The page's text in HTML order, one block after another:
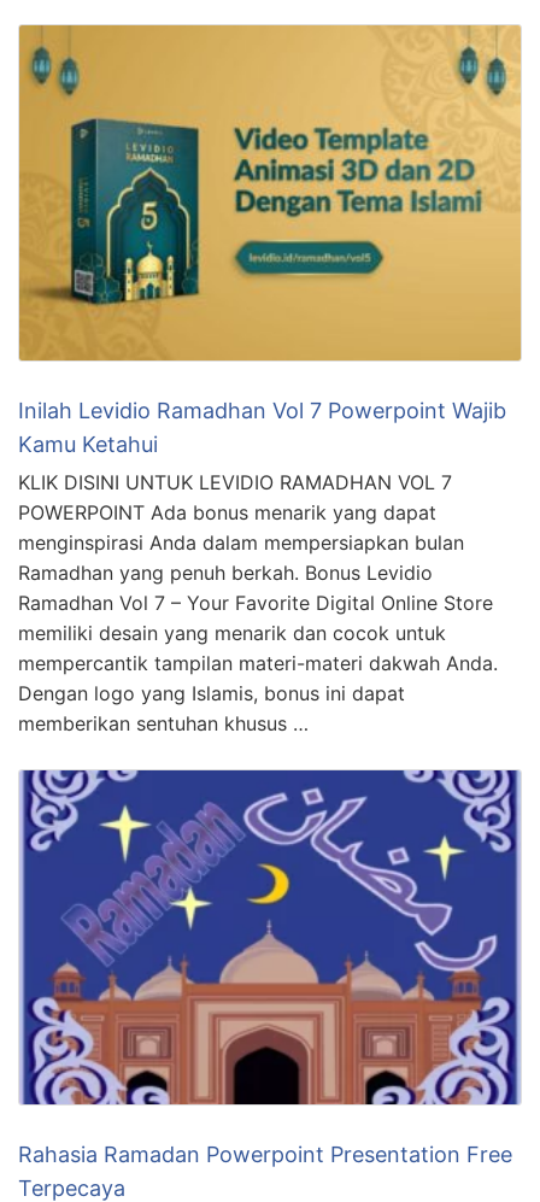
Inilah Levidio Ramadhan Vol 7 Powerpoint Wajib
Kamu Ketahui
KLIK DISINI UNTUK LEVIDIO RAMADHAN VOL 7
POWERPOINT Ada bonus menarik yang dapat
menginspirasi Anda dalam mempersiapkan bulan
Ramadhan yang penuh berkah. Bonus Levidio
Ramadhan Vol 7 – Your Favorite Digital Online Store
memiliki desain yang menarik dan cocok untuk
mempercantik tampilan materi-materi dakwah Anda.
Dengan logo yang Islamis, bonus ini dapat
memberikan sentuhan khusus …
Rahasia Ramadan Powerpoint Presentation Free
Terpecaya